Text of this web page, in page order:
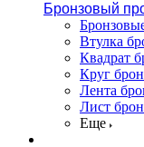
Бронзовый
Втулка
Квадрат
Круг
Лента
Лист
Еще